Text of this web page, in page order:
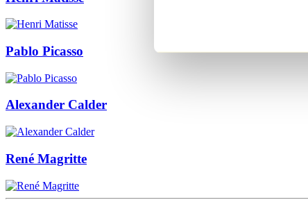
Pablo Picasso
Alexander Calder
René Magritte